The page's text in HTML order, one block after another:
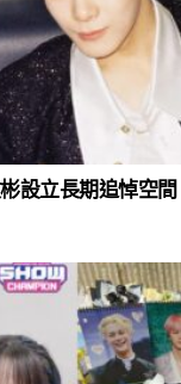
設立長期追悼空間